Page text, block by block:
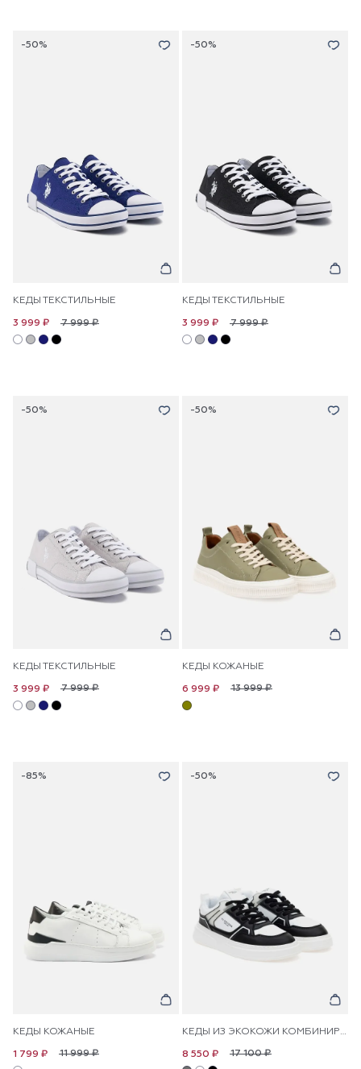
-50%
КЕДЫ ТЕКСТИЛЬНЫЕ
7 999 ₽
3 999 ₽
-50%
КЕДЫ ТЕКСТИЛЬНЫЕ
7 999 ₽
3 999 ₽
-50%
КЕДЫ ТЕКСТИЛЬНЫЕ
7 999 ₽
3 999 ₽
-50%
КЕДЫ КОЖАНЫЕ
13 999 ₽
6 999 ₽
-85%
КЕДЫ КОЖАНЫЕ
11 999 ₽
1 799 ₽
-50%
КЕДЫ ИЗ ЭКОКОЖИ КОМБИНИРОВАННЫЕ
17 100 ₽
8 550 ₽